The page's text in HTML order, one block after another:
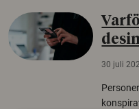
30 juli